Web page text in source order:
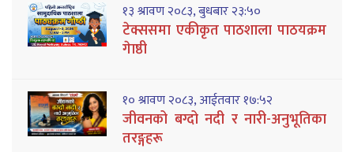
१३ श्रावण २०८३, बुधबार २३:५०
टेक्ससमा एकीकृत पाठशाला पाठयक्रम
गेाष्ठी
१० श्रावण २०८३, आईतवार १७:५२
जीवनको बग्दो नदी र नारी-अनुभूतिका
तरङ्गहरू